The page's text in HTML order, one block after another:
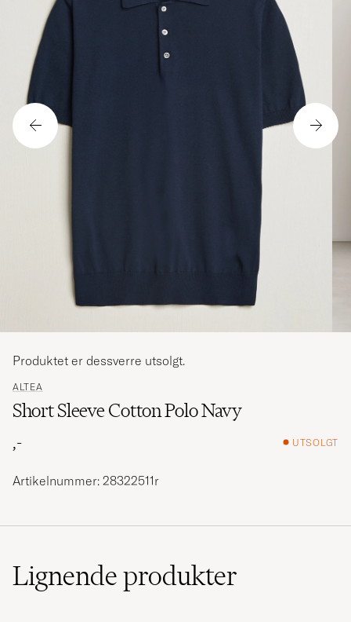
ALTEA
Short Sleeve Cotton Polo Navy
,-
UTSOLGT
Produktet er dessverre utsolgt.
Artikelnummer: 28322511r
Lignendeprodukter